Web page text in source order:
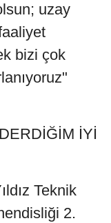
uzay
bizi çok
İYİ
Teknik
2.